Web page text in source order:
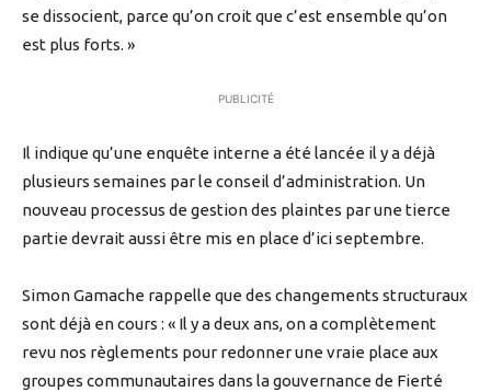
se dissocient, parce qu’on croit que c’est ensemble qu’on
est plus forts. »
PUBLICITÉ
Il indique qu’une enquête interne a été lancée il y a déjà
plusieurs semaines par le conseil d’administration. Un
nouveau processus de gestion des plaintes par une tierce
partie devrait aussi être mis en place d’ici septembre.
Simon Gamache rappelle que des changements structuraux
sont déjà en cours : « Il y a deux ans, on a complètement
revu nos règlements pour redonner une vraie place aux
groupes communautaires dans la gouvernance de Fierté